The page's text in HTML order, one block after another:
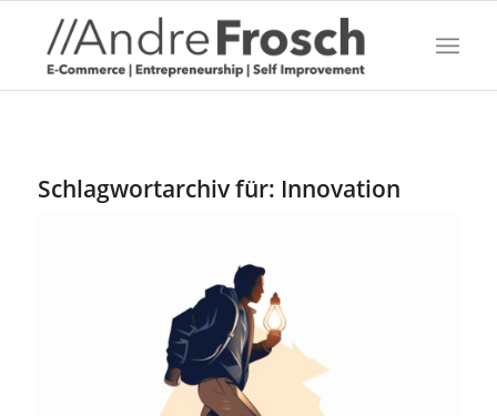
Schlagwortarchiv für: Innovation